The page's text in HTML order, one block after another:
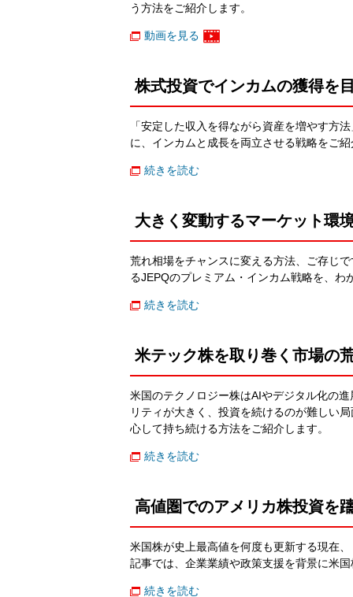
う方法をご紹介します。
動画を見る
株式投資でインカムの獲得を
「安定した収入を得ながら資産を増やす方
に、インカムと成長を両立させる戦略をご
続きを読む
大きく変動するマーケット環
荒れ相場をチャンスに変える方法、ご存じ
るJEPQのプレミアム・インカム戦略を、わ
続きを読む
米テック株を取り巻く市場の
米国のテクノロジー株はAIやデジタル化の
リティが大きく、投資を続けるのが難しい
心して持ち続ける方法をご紹介します。
続きを読む
高値圏でのアメリカ株投資を
米国株が史上最高値を何度も更新する現在
記事では、企業業績や政策支援を背景に米
続きを読む